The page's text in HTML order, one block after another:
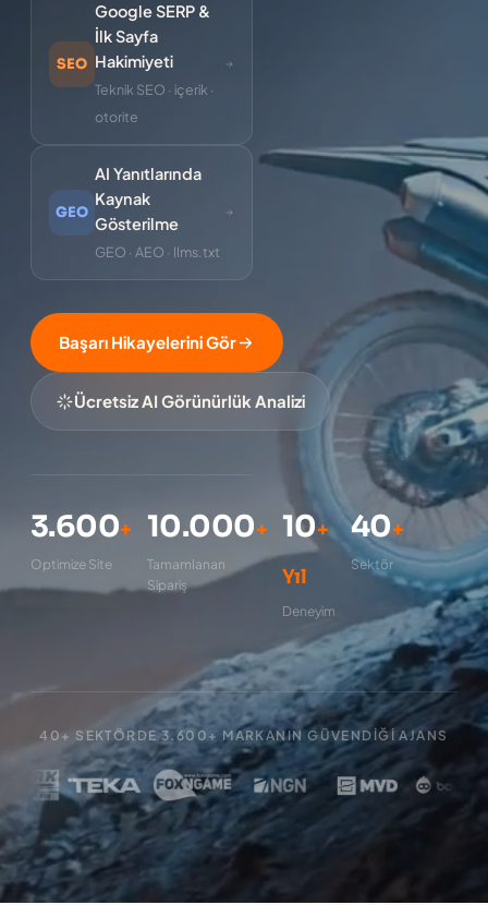
SEO
Google SERP &
İlk Sayfa
Hakimiyeti
Teknik SEO · içerik ·
otorite
GEO
AI Yanıtlarında
Kaynak
Gösterilme
GEO · AEO · llms.txt
Başarı Hikayelerini Gör
Ücretsiz AI Görünürlük Analizi
3.600+
Optimize Site
10.000+
Tamamlanan
Sipariş
10+
Yıl
Deneyim
40+
Sektör
40+ SEKTÖRDE 3.600+ MARKANIN GÜVENDIĞI AJANS